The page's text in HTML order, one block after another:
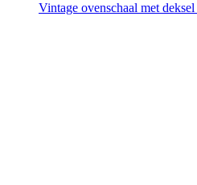
Vintage ovenschaal met